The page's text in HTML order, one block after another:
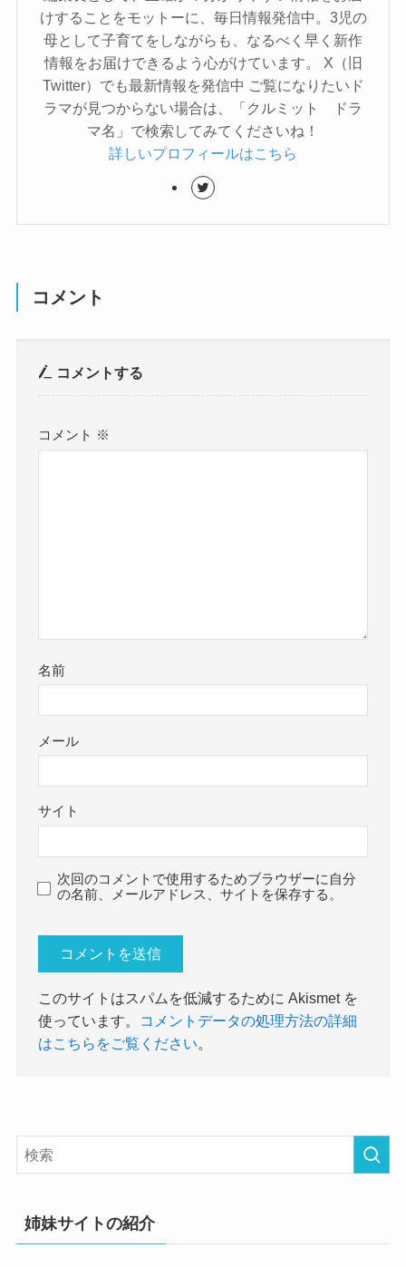
けすることをモットーに、毎日情報発信中。3児の
母として子育てをしながらも、なるべく早く新作
情報をお届けできるよう心がけています。 X（旧
Twitter）でも最新情報を発信中 ご覧になりたいド
ラマが見つからない場合は、「クルミット ドラ
マ名」で検索してみてくださいね！
詳しいプロフィールはこちら
コメント
コメントする
コメント ※
名前
メール
サイト
次回のコメントで使用するためブラウザーに自分
の名前、メールアドレス、サイトを保存する。
このサイトはスパムを低減するために Akismet を
使っています。
コメントデータの処理方法の詳細
はこちらをご覧ください。
姉妹サイトの紹介